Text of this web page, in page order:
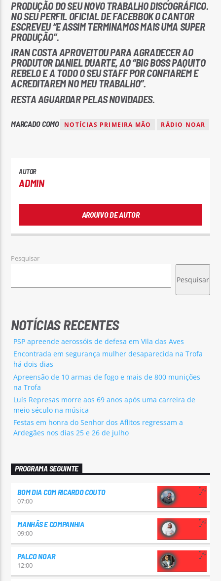
Rádio No ar
PRODUÇÃO DO SEU NOVO TRABALHO DISCOGRÁFICO.
NO SEU PERFIL OFICIAL DE FACEBBOK O CANTOR
ESCREVEU “E ASSIM TERMINAMOS MAIS UMA SUPER
PRODUÇÃO”.
IRAN COSTA APROVEITOU PARA AGRADECER AO
PRODUTOR DANIEL DUARTE, AO “BIG BOSS PAQUITO
REBELO E A TODO O SEU STAFF POR CONFIAREM E
ACREDITAREM NO MEU TRABALHO”.
RESTA AGUARDAR PELAS NOVIDADES.
MARCADO COMO NOTÍCIAS PRIMEIRA MÃO RÁDIO NOAR
AUTOR
ADMIN
ARQUIVO DE AUTOR
Pesquisar
Pesquisar
NOTÍCIAS RECENTES
PSP apreende aerossóis de defesa em Vila das Aves
Encontrada em segurança mulher desaparecida na Trofa
há dois dias
Apreensão de 10 armas de fogo e mais de 800 munições
na Trofa
Luís Represas morre aos 69 anos após uma carreira de
meio século na música
Festas em honra do Senhor dos Aflitos regressam a
Ardegães nos dias 25 e 26 de julho
PROGRAMA SEGUINTE
BOM DIA COM RICARDO COUTO
07:00
MANHÃS E COMPANHIA
09:00
PALCO NOAR
12:00